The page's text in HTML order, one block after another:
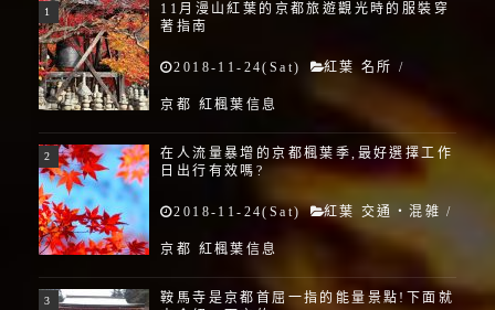
11月漫山紅葉的京都旅遊觀光時的服裝穿
著指南
2018-11-24(Sat) 紅葉 名所 /
京都 紅楓葉信息
在人流量暴增的京都楓葉季,最好選擇工作
日出行有效嗎?
2018-11-24(Sat) 紅葉 交通・混雑 /
京都 紅楓葉信息
鞍馬寺是京都首屈一指的能量景點!下面就